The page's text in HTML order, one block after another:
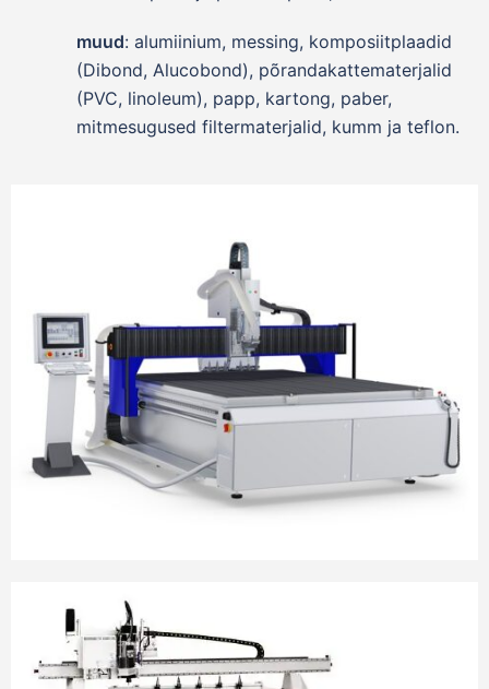
muud: alumiinium, messing, komposiitplaadid
(Dibond, Alucobond), põrandakattematerjalid
(PVC, linoleum), papp, kartong, paber,
mitmesugused filtermaterjalid, kumm ja teflon.